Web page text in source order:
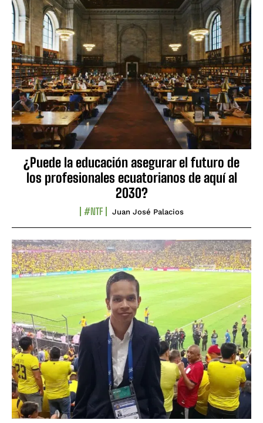
¿Puede la educación asegurar el futuro de
los profesionales ecuatorianos de aquí al
2030?
#NTF Juan José Palacios